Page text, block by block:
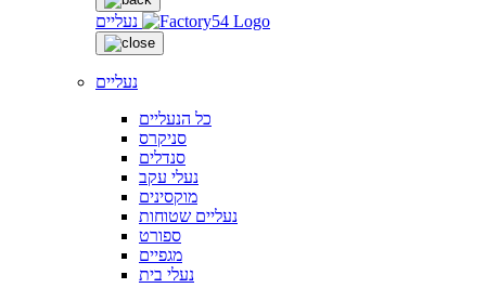
נעליים
נעליים
כל הנעליים
סניקרס
סנדלים
נעלי עקב
מוקסינים
נעליים שטוחות
ספורט
מגפיים
נעלי בית